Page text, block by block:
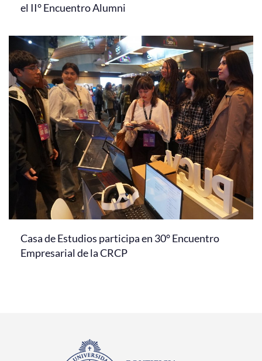
el II° Encuentro Alumni
Casa de Estudios participa en 30° Encuentro
Empresarial de la CRCP